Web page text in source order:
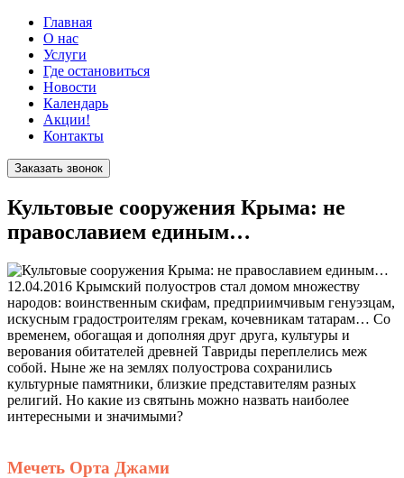
Главная
О нас
Услуги
Где остановиться
Новости
Календарь
Акции!
Контакты
Заказать звонок
Культовые сооружения Крыма: не
православием единым…
12.04.2016 Крымский полуостров стал домом множеству
народов: воинственным скифам, предприимчивым генуэзцам,
искусным градостроителям грекам, кочевникам татарам… Со
временем, обогащая и дополняя друг друга, культуры и
верования обитателей древней Тавриды переплелись меж
собой. Ныне же на землях полуострова сохранились
культурные памятники, близкие представителям разных
религий. Но какие из святынь можно назвать наиболее
интересными и значимыми?
Мечеть Орта Джами